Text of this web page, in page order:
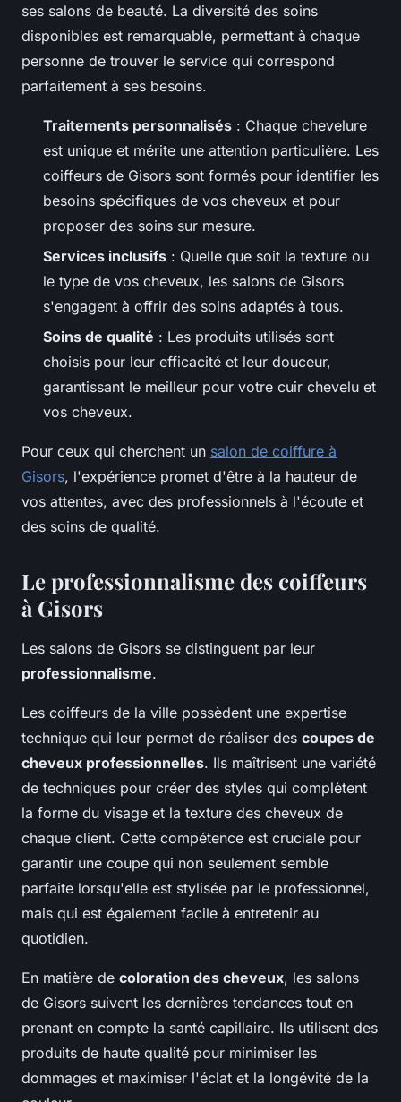
ses salons de beauté. La diversité des soins
disponibles est remarquable, permettant à chaque
personne de trouver le service qui correspond
parfaitement à ses besoins.
Traitements personnalisés : Chaque chevelure
est unique et mérite une attention particulière. Les
coiffeurs de Gisors sont formés pour identifier les
besoins spécifiques de vos cheveux et pour
proposer des soins sur mesure.
Services inclusifs : Quelle que soit la texture ou
le type de vos cheveux, les salons de Gisors
s'engagent à offrir des soins adaptés à tous.
Soins de qualité : Les produits utilisés sont
choisis pour leur efficacité et leur douceur,
garantissant le meilleur pour votre cuir chevelu et
vos cheveux.
Pour ceux qui cherchent un salon de coiffure à
Gisors, l'expérience promet d'être à la hauteur de
vos attentes, avec des professionnels à l'écoute et
des soins de qualité.
Le professionnalisme des coiffeurs
à Gisors
Les salons de Gisors se distinguent par leur
professionnalisme.
Les coiffeurs de la ville possèdent une expertise
technique qui leur permet de réaliser des coupes de
cheveux professionnelles. Ils maîtrisent une variété
de techniques pour créer des styles qui complètent
la forme du visage et la texture des cheveux de
chaque client. Cette compétence est cruciale pour
garantir une coupe qui non seulement semble
parfaite lorsqu'elle est stylisée par le professionnel,
mais qui est également facile à entretenir au
quotidien.
En matière de coloration des cheveux, les salons
de Gisors suivent les dernières tendances tout en
prenant en compte la santé capillaire. Ils utilisent des
produits de haute qualité pour minimiser les
dommages et maximiser l'éclat et la longévité de la